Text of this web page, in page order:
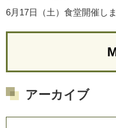
6月17日（土）食堂開催し
アーカイブ